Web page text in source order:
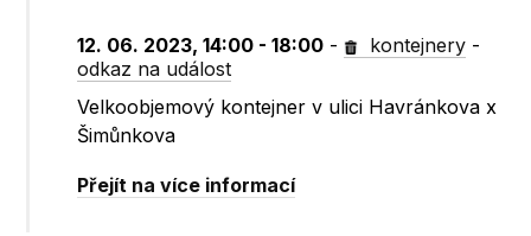
12. 06. 2023, 14:00 - 18:00 - kontejnery -
odkaz na událost
Velkoobjemový kontejner v ulici Havránkova x
Šimůnkova
Přejít na více informací